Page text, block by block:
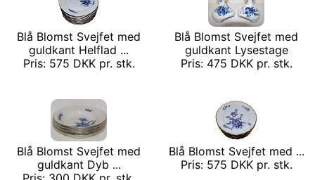
Blå Blomst Svejfet med
guldkant Helflad ...
Pris: 575 DKK pr. stk.
Blå Blomst Svejfet med
guldkant Lysestage
Pris: 475 DKK pr. stk.
Blå Blomst Svejfet med
guldkant Dyb ...
Blå Blomst Svejfet med ...
Pris: 575 DKK pr. stk.